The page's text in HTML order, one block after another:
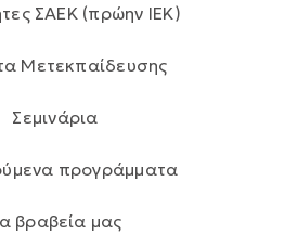
ΣΑΕΚ (πρώην ΙΕΚ)
Μετεκπαίδευσης
Σεμινάρια
προγράμματα
βραβεία μας